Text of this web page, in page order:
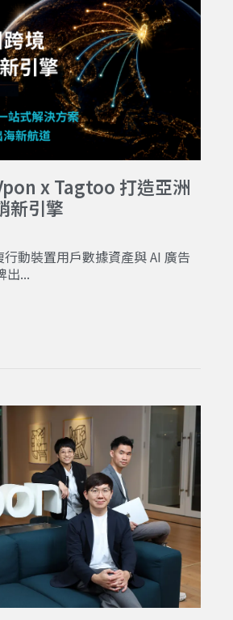
x Tagtoo 打造亞洲
新引擎
動裝置用戶數據資產與 AI 廣告
出...